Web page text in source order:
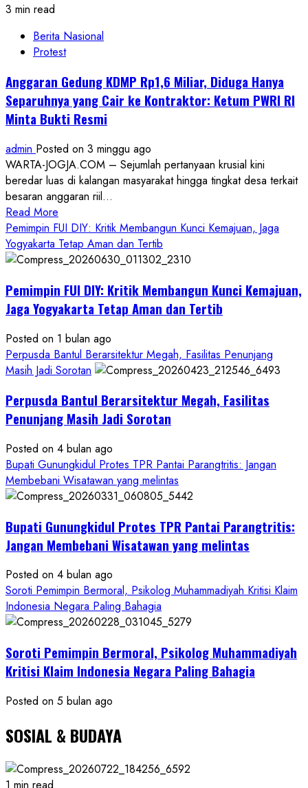
3 min read
Berita Nasional
Protest
Anggaran Gedung KDMP Rp1,6 Miliar, Diduga Hanya
Separuhnya yang Cair ke Kontraktor: Ketum PWRI RI
Minta Bukti Resmi
admin Posted on 3 minggu ago
WARTA-JOGJA.COM – Sejumlah pertanyaan krusial kini
beredar luas di kalangan masyarakat hingga tingkat desa terkait
besaran anggaran riil...
Read More
more
about
Anggaran
KDMP
Rp1,6
Diduga
Hanya
Separuhnya
Cair
ke
Ketum
PWRI
RI
Minta
Resmi
Pemimpin FUI DIY: Kritik Membangun Kunci Kemajuan, Jaga
Yogyakarta Tetap Aman dan Tertib
Pemimpin FUI DIY: Kritik Membangun Kunci Kemajuan,
Jaga Yogyakarta Tetap Aman dan Tertib
Posted on 1 bulan ago
Perpusda Bantul Berarsitektur Megah, Fasilitas Penunjang
Masih Jadi Sorotan
Perpusda Bantul Berarsitektur Megah, Fasilitas
Penunjang Masih Jadi Sorotan
Posted on 4 bulan ago
Bupati Gunungkidul Protes TPR Pantai Parangtritis: Jangan
Membebani Wisatawan yang melintas
Bupati Gunungkidul Protes TPR Pantai Parangtritis:
Jangan Membebani Wisatawan yang melintas
Posted on 4 bulan ago
Soroti Pemimpin Bermoral, Psikolog Muhammadiyah Kritisi Klaim
Indonesia Negara Paling Bahagia
Soroti Pemimpin Bermoral, Psikolog Muhammadiyah
Kritisi Klaim Indonesia Negara Paling Bahagia
Posted on 5 bulan ago
SOSIAL & BUDAYA
1 min read